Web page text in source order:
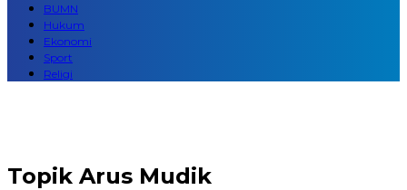
BUMN
Hukum
Ekonomi
Sport
Religi
Topik Arus Mudik